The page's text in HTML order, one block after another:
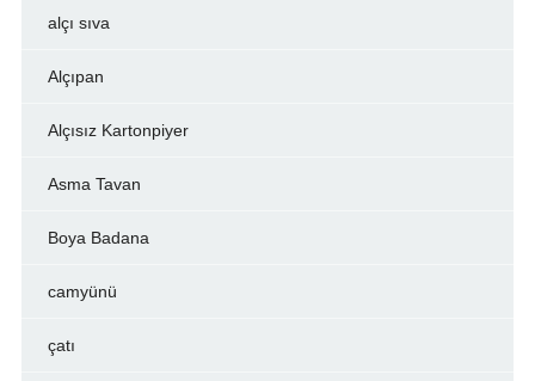
alçı sıva
Alçıpan
Alçısız Kartonpiyer
Asma Tavan
Boya Badana
camyünü
çatı